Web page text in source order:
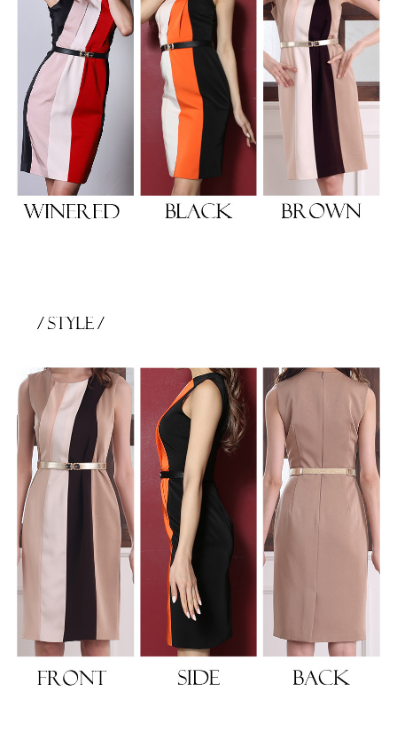
、自分らしく、美しく。-
ンピース
エレガンスをひとさじー
エット。 夏の視線を独り占めする「夏の主役ラップロングドレス」